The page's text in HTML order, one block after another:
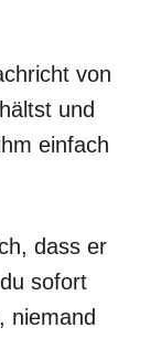
von
und
einfach
dass er
sofort
niemand